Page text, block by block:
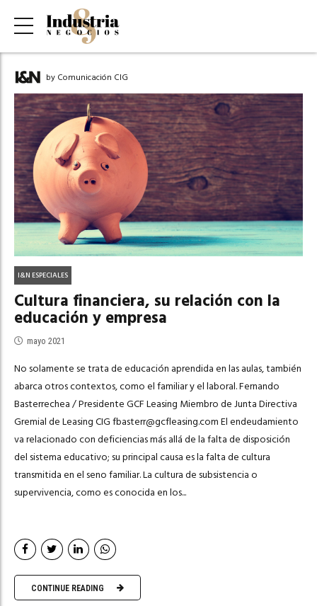
by Comunicación CIG
I&N ESPECIALES
Cultura financiera, su relación con la
educación y empresa
mayo 2021
No solamente se trata de educación aprendida en las aulas, también
abarca otros contextos, como el familiar y el laboral. Fernando
Basterrechea / Presidente GCF Leasing Miembro de Junta Directiva
Gremial de Leasing CIGfbasterr@gcfleasing.comEl endeudamiento
va relacionado con deficiencias más allá de la falta de disposición
del sistema educativo; su principal causa es la falta de cultura
transmitida en el seno familiar. La cultura de subsistencia o
supervivencia, como es conocida en los...
CONTINUE READING